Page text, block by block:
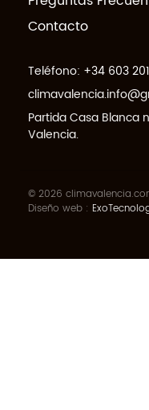
Contacto
Teléfono: +34 603
Partida Casa Blanca
Valencia.
© 2026
Diseño web :